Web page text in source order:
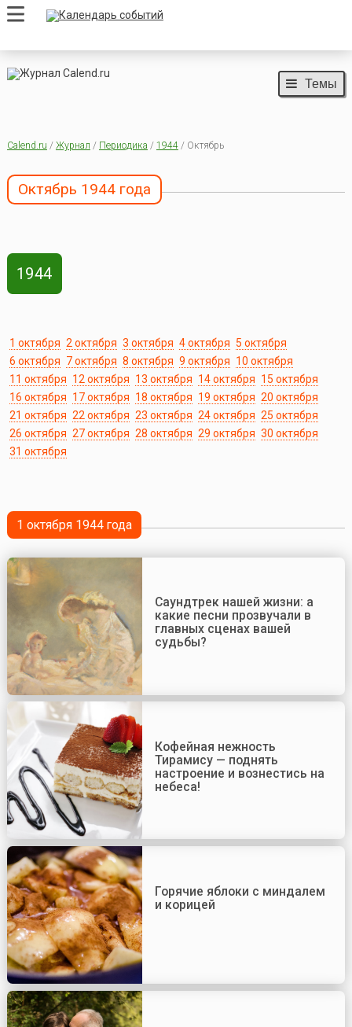
Темы
Calend.ru / Журнал / Периодика / 1944/ Октябрь
Октябрь 1944 года
1944
1 октября 2 октября 3 октября 4 октября 5 октября
6 октября 7 октября 8 октября 9 октября 10 октября
11 октября 12 октября 13 октября 14 октября 15 октября
16 октября 17 октября 18 октября 19 октября 20 октября
21 октября 22 октября 23 октября 24 октября 25 октября
26 октября 27 октября 28 октября 29 октября 30 октября
31 октября
1 октября 1944 года
Саундтрек нашей жизни: а
какие песни прозвучали в
главных сценах вашей
судьбы?
Кофейная нежность
Тирамису — поднять
настроение и вознестись на
небеса!
Горячие яблоки с миндалем
и корицей